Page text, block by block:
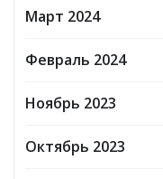
Март 2024
Февраль 2024
Ноябрь 2023
Октябрь 2023